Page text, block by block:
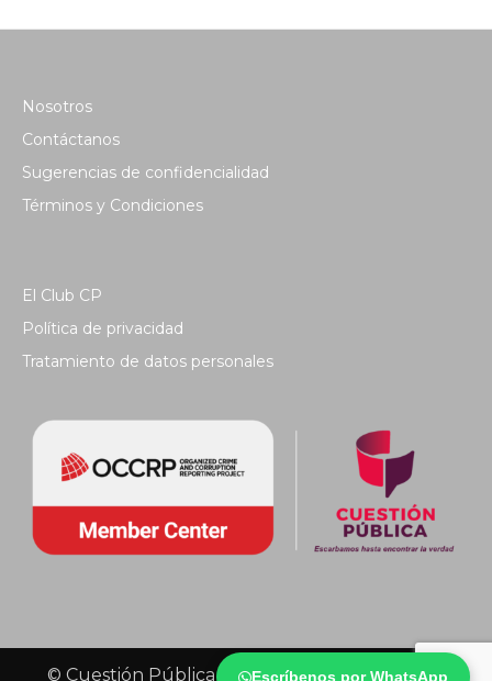
Escríbenos por WhatsApp
Nosotros
Contáctanos
Sugerencias de confidencialidad
Términos y Condiciones
El Club CP
Política de privacidad
Tratamiento de datos personales
© Cuestión Pública 2018 - Todos los derechos